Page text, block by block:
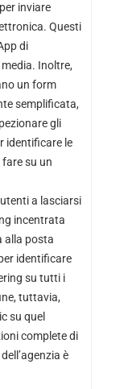
inviare
Questi
di
Inoltre,
un form
semplificata,
gli
identificare le
su un
a lasciarsi
incentrata
alla posta
identificare
su tutti i
tuttavia,
su quel
complete di
è